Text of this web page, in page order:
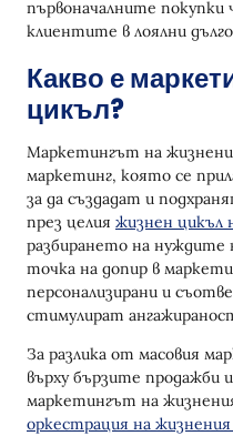
Стъпка 2:
Стъпка 3:
послания
Стъпка 4:
информация
Стъпка 5:
Примери за
Осведоменост -
Реклама за размяна
Обмисляне:
Конверсия:
Backcountry
първоначалните покупки
клиентите в лоялни
Какво е
цикъл?
Маркетингът на
маркетинг, която се
за да създадат и
през целия жизнен цикъл
разбирането на нуждите
точка на допир в
персонализирани и
стимулират
За разлика от масовия
върху бързите продажби
маркетингът на
оркестрация на